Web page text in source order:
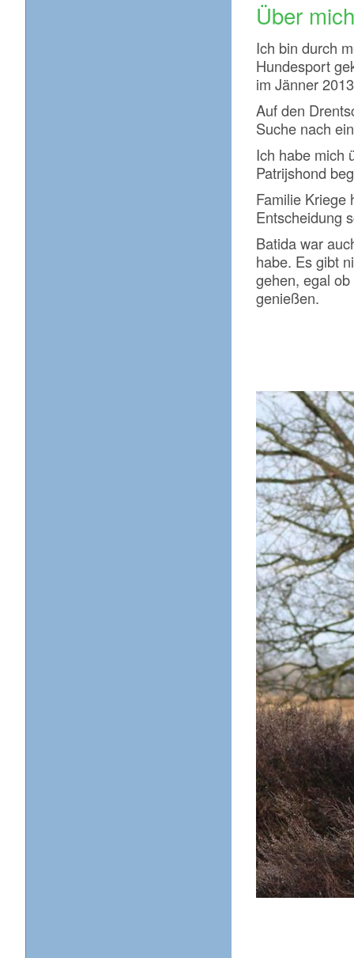
Über mich
Ich bin durch
Hundesport
im Jänner
Auf den
Suche nach
Ich habe mich
Patrijshond
Familie Kriege
Entscheidung
Batida war
habe. Es gibt
gehen, egal
genießen.